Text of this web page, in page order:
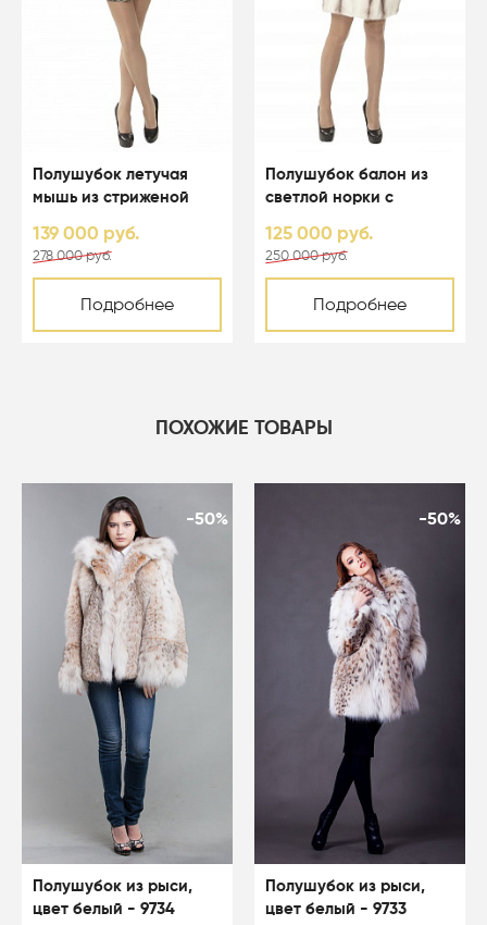
Полушубок летучая
мышь из стриженой
капюшоном - 01164
139 000 руб.
278 000 руб.
Подробнее
Полушубок балон из
светлой норки с
125 000 руб.
250 000 руб.
Подробнее
ПОХОЖИЕ ТОВАРЫ
-50%
Полушубок из рыси,
цвет белый - 9734
-50%
Полушубок из рыси,
цвет белый - 9733